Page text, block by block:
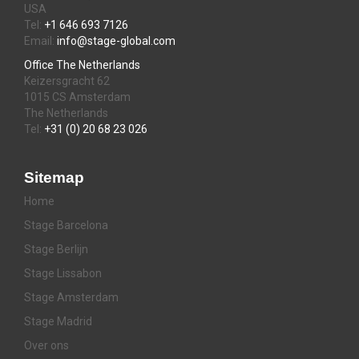
USA
Tel: +1 646 693 7126
Email: info@stage-global.com
Office The Netherlands
Keizersgracht 62
1015 CS Amsterdam
The Netherlands
Tel: +31 (0) 20 68 23 026
Sitemap
Home
Stage Barcelona
Stage Berlijn
Stage Lissabon
Stage Amsterdam
Stage Madrid
Over ons